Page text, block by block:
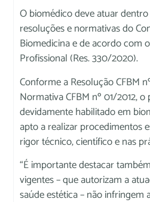
O biomédico deve atuar
resoluções e normativas do
Biomedicina e de acordo com
Profissional (Res. 330/2020).
Conforme a Resolução CFBM
Normativa CFBM nº 01/2012,
devidamente habilitado em
apto a realizar procedimentos
rigor técnico, científico e nas
“É importante destacar
vigentes – que autorizam a
saúde estética – não infringem